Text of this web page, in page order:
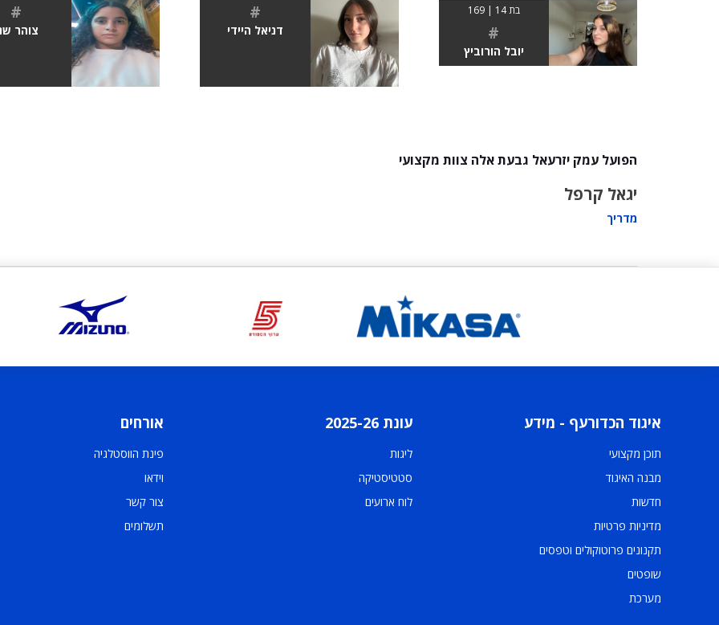
בת 14 | 169
#
יובל הורוביץ
#
דניאל היידי
#
צוהר
הפועל עמק יזרעאל גבעת אלה צוות מקצועי
יגאל קרפל
מדריך
איגוד הכדורעף - מידע
תוכן מקצועי
מבנה האיגוד
חדשות
מדיניות פרטיות
תקנונים פרוטוקולים וטפסים
שופטים
מערכת
עונת 2025-26
ליגות
סטטיסטיקה
לוח ארועים
אורחים
פינת הווסטלגיה
וידאו
צור קשר
תשלומים